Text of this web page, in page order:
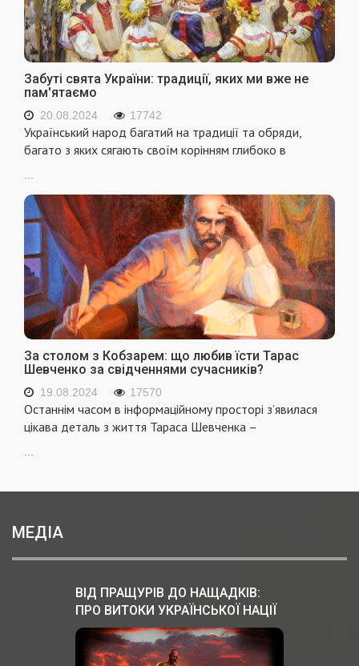
Забуті свята України: традиції, яких ми вже не
пам'ятаємо
20.08.2024 17742
Український народ багатий на традиції та обряди,
багато з яких сягають своїм корінням глибоко в
...
За столом з Кобзарем: що любив їсти Тарас
Шевченко за свідченнями сучасників?
19.08.2024 17570
Останнім часом в інформаційному просторі з’явилася
цікава деталь з життя Тараса Шевченка –
МЕДІА
ВІД ПРАЩУРІВ ДО НАЩАДКІВ:
ПРО ВИТОКИ УКРАЇНСЬКОЇ НАЦІЇ